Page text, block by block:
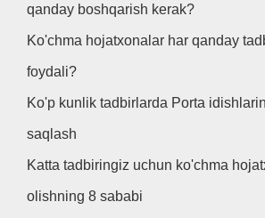
qanday boshqarish kerak?
Ko'chma hojatxonalar har qanday
foydali?
Ko'p kunlik tadbirlarda Porta
saqlash
Katta tadbiringiz uchun ko'chma
olishning 8 sababi